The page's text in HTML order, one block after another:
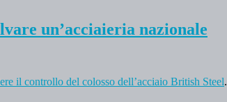
un’acciaieria nazionale
il controllo del colosso dell’acciaio British Steel.